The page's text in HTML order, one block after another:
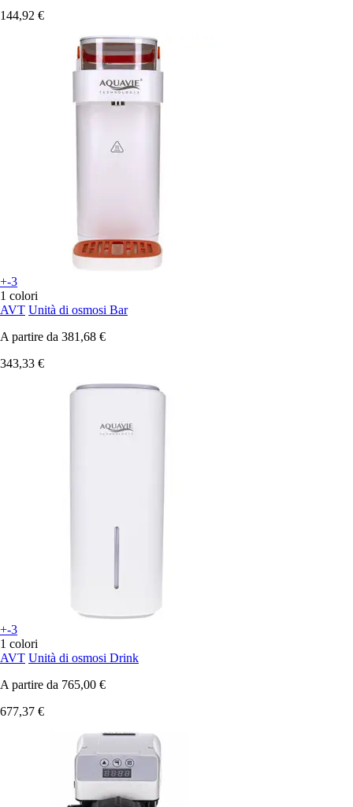
144,92 €
+-3
1 colori
AVT Unità di osmosi Bar
A partire da 381,68 €
343,33 €
+-3
1 colori
AVT Unità di osmosi Drink
A partire da 765,00 €
677,37 €